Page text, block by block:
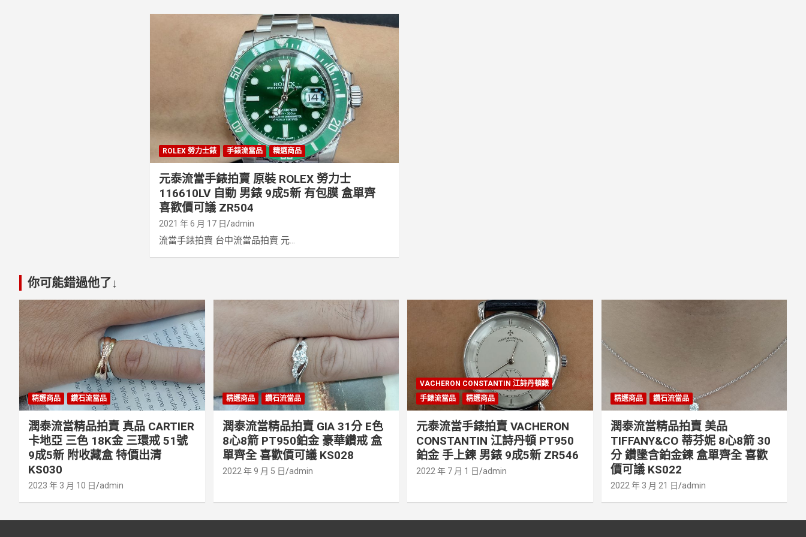
ROLEX 勞力士錶 手錶流當品 精選商品
元泰流當手錶拍賣 原裝 ROLEX 勞力士
116610LV 自動 男錶 9成5新 有包膜 盒單齊
喜歡價可議 ZR504
2021 年 6 月 17 日 admin
流當手錶拍賣 台中流當品拍賣 元...
你可能錯過他了↓
精選商品 鑽石流當品
潤泰流當精品拍賣 真品 CARTIER
卡地亞 三色 18K金 三環戒 51號
9成5新 附收藏盒 特價出清
KS030
2023 年 3 月 10 日 admin
精選商品 鑽石流當品
潤泰流當精品拍賣 GIA 31分 E色
8心8箭 PT950鉑金 豪華鑽戒 盒
單齊全 喜歡價可議 KS028
2022 年 9 月 5 日 admin
VACHERON CONSTANTIN 江詩丹頓錶
手錶流當品
精選商品
元泰流當手錶拍賣 VACHERON
CONSTANTIN 江詩丹頓 PT950
鉑金 手上鍊 男錶 9成5新 ZR546
2022 年 7 月 1 日 admin
精選商品 鑽石流當品
潤泰流當精品拍賣 美品
TIFFANY&CO 蒂芬妮 8心8箭 30
分 鑽墬含鉑金鍊 盒單齊全 喜歡
價可議 KS022
2022 年 3 月 21 日 admin